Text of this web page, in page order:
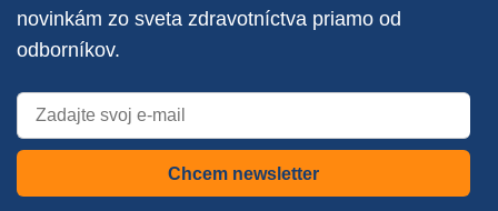
novinkám zo sveta zdravotníctva priamo od
odborníkov.
Chcem newsletter